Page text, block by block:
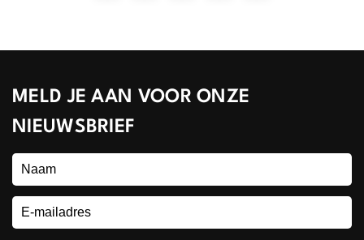
MELD JE AAN VOOR ONZE
NIEUWSBRIEF